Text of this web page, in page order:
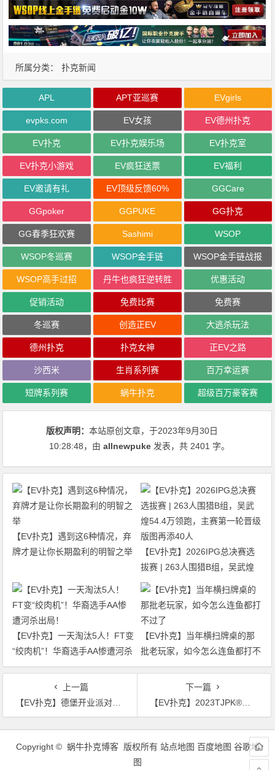
所属分类： 扑克新闻
APL APT亚巡赛 EVgirls
evpks.com EV女孩 EV德州扑克
EV扑克 EV扑克娱乐场 EV扑克室
EV扑克小游戏 EV疯狂送票 EV福利
EV邀请有礼 EV顶级反馈60% GGCare
GGpoker GGPUKE GG扑克
GG春季狂欢赛 Sashimi WSOP
WSOP冬巡赛 WSOP金手链 WSOP金手链战报
WSOP高手过招 丹牛也疯狂逆转胜 优惠活动
促销活动 免费比赛 免费赛
冬巡赛 创造正EV 大逃杀玩法
德州扑克 扑克女神 正EV之路
沙西米 生肖系列赛 百万幸运赛
短牌系列赛 蜗牛扑克 超级百万豪客赛
版权声明：本站原创文章，于2023年9月30日
10:28:48，由allnewpuke 发表，共 2401 字。
【EV扑克】遇到这6种情况，弃
牌才是让你长期盈利的明智之举
【EV扑克】2026IPG总决赛选
拔赛 | 263人围猎B组，吴武煌
54.4万领跑，主赛第一轮晋级版
【EV扑克】一天淘汰5人！FT变
“绞肉机”！华裔选手AA惨遭河杀
出局！
【EV扑克】当年横扫牌桌的那
批老玩家，如今怎么连鱼都打不
过了
上一篇
【EV扑克】德堡开业派对赛共236人次参赛，试营业期间更多优惠活动以及新玩法等你来解锁！
下一篇
【EV扑克】2023TJPK®首尔站 | 中国军团齐发力，主赛B组177人参赛，金手链得主Joseph Cheong成CL
文
Copyright © 蜗牛扑克博客 版权所有 站点地图 百度地图 谷歌地
图